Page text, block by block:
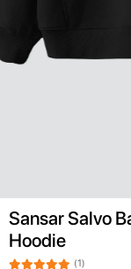
Sansar Salvo
Hoodie
(1)